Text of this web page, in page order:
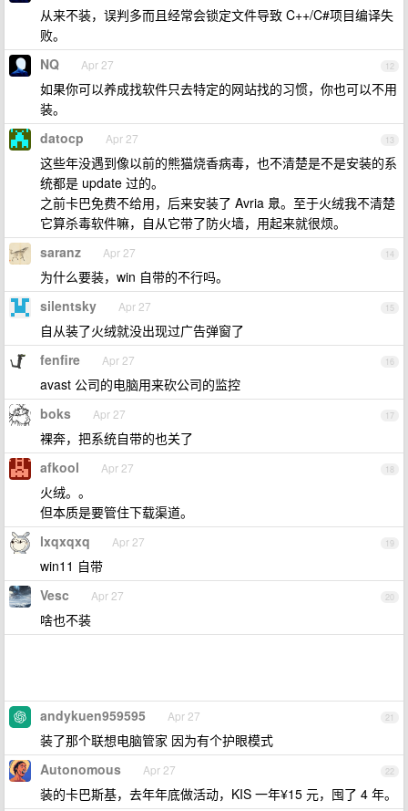
从来不装，误判多而且经常会锁定文件导致 C++/C#项目编译失
败。
12
NQ Apr 27
如果你可以养成找软件只去特定的网站找的习惯，你也可以不用
装。
13
datocp Apr 27
这些年没遇到像以前的熊猫烧香病毒，也不清楚是不是安装的系
统都是 update 过的。
之前卡巴免费不给用，后来安装了 Avria 臮。至于火绒我不清楚
它算杀毒软件嘛，自从它带了防火墙，用起来就很烦。
14
saranz Apr 27
为什么要装，win 自带的不行吗。
15
silentsky Apr 27
自从装了火绒就没出现过广告弹窗了
16
fenfire Apr 27
avast 公司的电脑用来砍公司的监控
17
boks Apr 27
裸奔，把系统自带的也关了
18
afkool Apr 27
火绒。。
但本质是要管住下载渠道。
19
lxqxqxq Apr 27
win11 自带
20
Vesc Apr 27
啥也不装
21
andykuen959595 Apr 27
装了那个联想电脑管家 因为有个护眼模式
22
Autonomous Apr 27
装的卡巴斯基，去年年底做活动，KIS 一年¥15 元，囤了 4 年。